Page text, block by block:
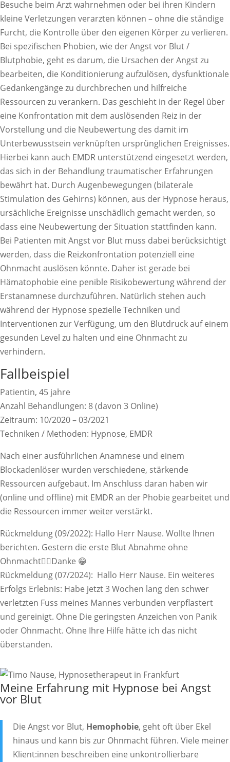
Besuche beim Arzt wahrnehmen oder bei ihren Kindern
kleine Verletzungen verarzten können – ohne die ständige
Furcht, die Kontrolle über den eigenen Körper zu verlieren.
Bei spezifischen Phobien, wie der Angst vor Blut /
Blutphobie, geht es darum, die Ursachen der Angst zu
bearbeiten, die Konditionierung aufzulösen, dysfunktionale
Gedankengänge zu durchbrechen und hilfreiche
Ressourcen zu verankern. Das geschieht in der Regel über
eine Konfrontation mit dem auslösenden Reiz in der
Vorstellung und die Neubewertung des damit im
Unterbewusstsein verknüpften ursprünglichen Ereignisses.
Hierbei kann auch EMDR unterstützend eingesetzt werden,
das sich in der Behandlung traumatischer Erfahrungen
bewährt hat. Durch Augenbewegungen (bilaterale
Stimulation des Gehirns) können, aus der Hypnose heraus,
ursächliche Ereignisse unschädlich gemacht werden, so
dass eine Neubewertung der Situation stattfinden kann.
Bei Patienten mit Angst vor Blut muss dabei berücksichtigt
werden, dass die Reizkonfrontation potenziell eine
Ohnmacht auslösen könnte. Daher ist gerade bei
Hämatophobie eine penible Risikobewertung während der
Erstanamnese durchzuführen. Natürlich stehen auch
während der Hypnose spezielle Techniken und
Interventionen zur Verfügung, um den Blutdruck auf einem
gesunden Level zu halten und eine Ohnmacht zu
verhindern.
Fallbeispiel
Patientin, 45 jahre
Anzahl Behandlungen: 8 (davon 3 Online)
Zeitraum: 10/2020 – 03/2021
Techniken / Methoden: Hypnose, EMDR
Nach einer ausführlichen Anamnese und einem
Blockadenlöser wurden verschiedene, stärkende
Ressourcen aufgebaut. Im Anschluss daran haben wir
(online und offline) mit EMDR an der Phobie gearbeitet und
die Ressourcen immer weiter verstärkt.
Rückmeldung (09/2022): Hallo Herr Nause. Wollte Ihnen
berichten. Gestern die erste Blut Abnahme ohne
Ohnmacht👍🏼Danke 😁
Rückmeldung (07/2024): Hallo Herr Nause. Ein weiteres
Erfolgs Erlebnis: Habe jetzt 3 Wochen lang den schwer
verletzten Fuss meines Mannes verbunden verpflastert
und gereinigt. Ohne Die geringsten Anzeichen von Panik
oder Ohnmacht. Ohne Ihre Hilfe hätte ich das nicht
überstanden.
Meine Erfahrung mit Hypnose bei Angst
vor Blut
Die Angst vor Blut, Hemophobie, geht oft über Ekel
hinaus und kann bis zur Ohnmacht führen. Viele meiner
Klient:innen beschreiben eine unkontrollierbare